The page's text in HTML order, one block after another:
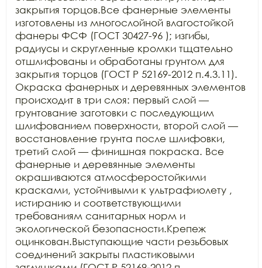
закрытия торцов.Все фанерные элементы
изготовлены из многослойной влагостойкой
фанеры ФСФ (ГОСТ 30427-96 ); изгибы,
радиусы и скругленные кромки тщательно
отшлифованы и обработаны грунтом для
закрытия торцов (ГОСТ Р 52169-2012 п.4.3.11).
Окраска фанерных и деревянных элементов
происходит в три слоя: первый слой —
грунтование заготовки с последующим
шлифованием поверхности, второй слой —
восстановление грунта после шлифовки,
третий слой — финишная покраска. Все
фанерные и деревянные элементы
окрашиваются атмосферостойкими
красками, устойчивыми к ультрафиолету ,
истиранию и соответствующими
требованиям санитарных норм и
экологической безопасности.Крепеж
оцинкован.Выступающие части резьбовых
соединений закрыты пластиковыми